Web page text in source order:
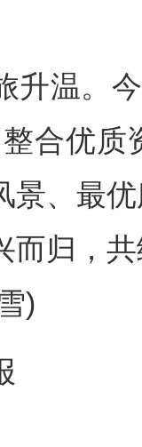
温。今
合优
景、最
而归，
)